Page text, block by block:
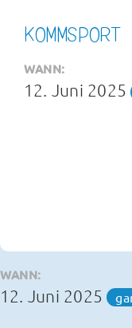
WANN:
12. Juni 2025
WANN:
12. Juni 2025